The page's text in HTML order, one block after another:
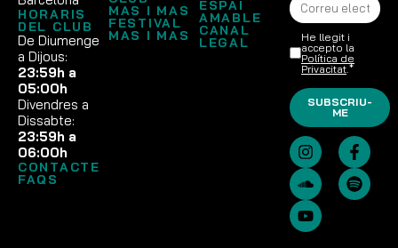
HORARIS
DEL CLUB
De Diumenge
a Dijous:
23:59h a
05:00h
Divendres a
Dissabte:
23:59h a
06:00h
CONTACTE
FAQS
MAS I MAS
FESTIVAL
MAS I MAS
ESPAI
AMABLE
CANAL
LEGAL
He llegit i
accepto la
Política de
Privacitat.*
SUBSCRIU-
ME